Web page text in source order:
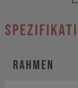
Rahmen